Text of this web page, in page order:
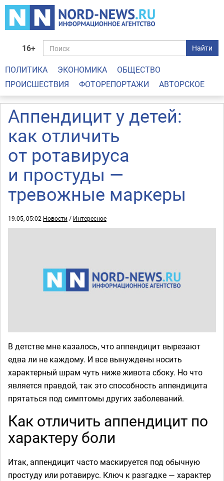
16+ Найти
ПОЛИТИКА ЭКОНОМИКА
ОБЩЕСТВО
ПРОИСШЕСТВИЯ
ФОТОРЕПОРТАЖИ АВТОРСКОЕ
Аппендицит у детей:
как отличить
от ротавируса
и простуды —
тревожные маркеры
19.05, 05:02 Новости / Интересное
В детстве мне казалось, что аппендицит вырезают
едва ли не каждому. И все вынуждены носить
характерный шрам чуть ниже живота сбоку. Но что
является правдой, так это способность аппендицита
прятаться под симптомы других заболеваний.
Как отличить аппендицит по
характеру боли
Итак, аппендицит часто маскируется под обычную
простуду или ротавирус. Ключ к разгадке — характер